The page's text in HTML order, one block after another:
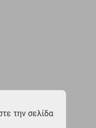
την σελίδα